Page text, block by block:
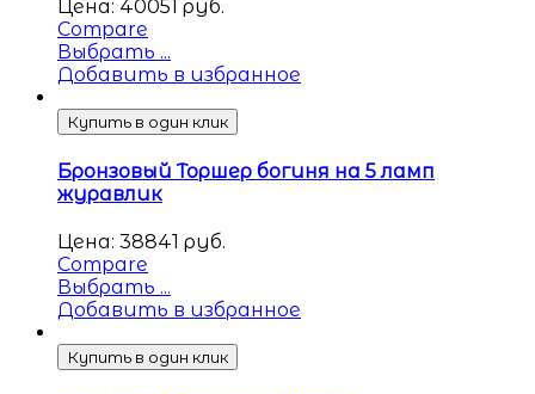
Цена: 40051 руб.
Compare
Выбрать ...
Добавить в избранное
Купить в один клик
Бронзовый Торшер богиня на 5 ламп
журавлик
Цена: 38841 руб.
Compare
Выбрать ...
Добавить в избранное
Купить в один клик